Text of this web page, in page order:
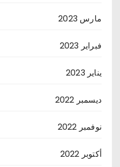
مارس 2023
فبراير 2023
يناير 2023
ديسمبر 2022
نوفمبر 2022
أكتوبر 2022